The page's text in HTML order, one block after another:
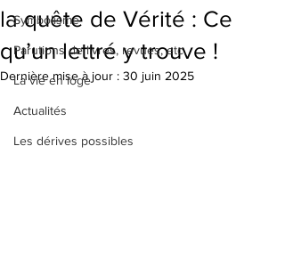
Symbolisme
Parutions de livres, revues, etc.
La vie en loge
Actualités
Les dérives possibles
la quête de Vérité : Ce
qu’un lettré y trouve !
Dernière mise à jour : 30 juin 2025